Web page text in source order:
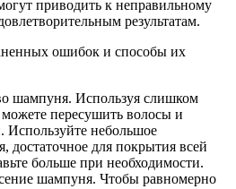
приводить к неправильному
результатам.
ошибок и способы их
шампуня. Используя слишком
пересушить волосы и
Используйте небольшое
достаточное для покрытия всей
больше при необходимости.
шампуня. Чтобы равномерно